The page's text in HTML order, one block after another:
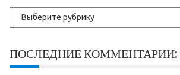
Рубрики
ПОСЛЕДНИЕ КОММЕНТАРИИ: